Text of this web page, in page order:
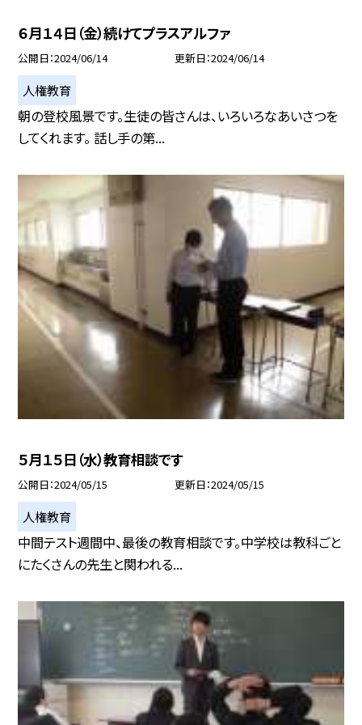
６月１４日（金）続けてプラスアルファ
公開日 2024/06/14 更新日 2024/06/14
人権教育
朝の登校風景です。生徒の皆さんは、いろいろなあいさつを
してくれます。 話し手の第...
５月１５日（水）教育相談です
公開日 2024/05/15 更新日 2024/05/15
人権教育
中間テスト週間中、最後の教育相談です。中学校は教科ごと
にたくさんの先生と関われる...